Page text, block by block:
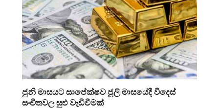
ජුනි මාසයට සාපේක්ෂව ජූලි මාසයේදී විදෙස්
සංචිතවල සුළු වැඩිවීමක්